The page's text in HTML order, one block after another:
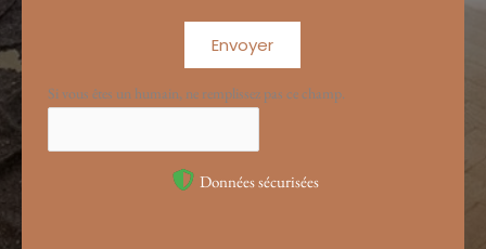
Envoyer
Si vous êtes un humain, ne remplissez pas ce champ.
Données sécurisées